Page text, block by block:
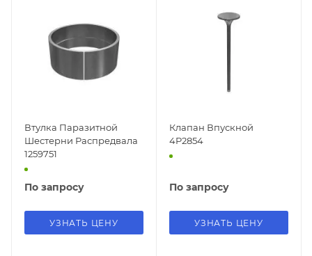
Втулка Паразитной
Шестерни Распредвала
1259751
По запросу
УЗНАТЬ ЦЕНУ
Клапан Впускной
4P2854
По запросу
УЗНАТЬ ЦЕНУ